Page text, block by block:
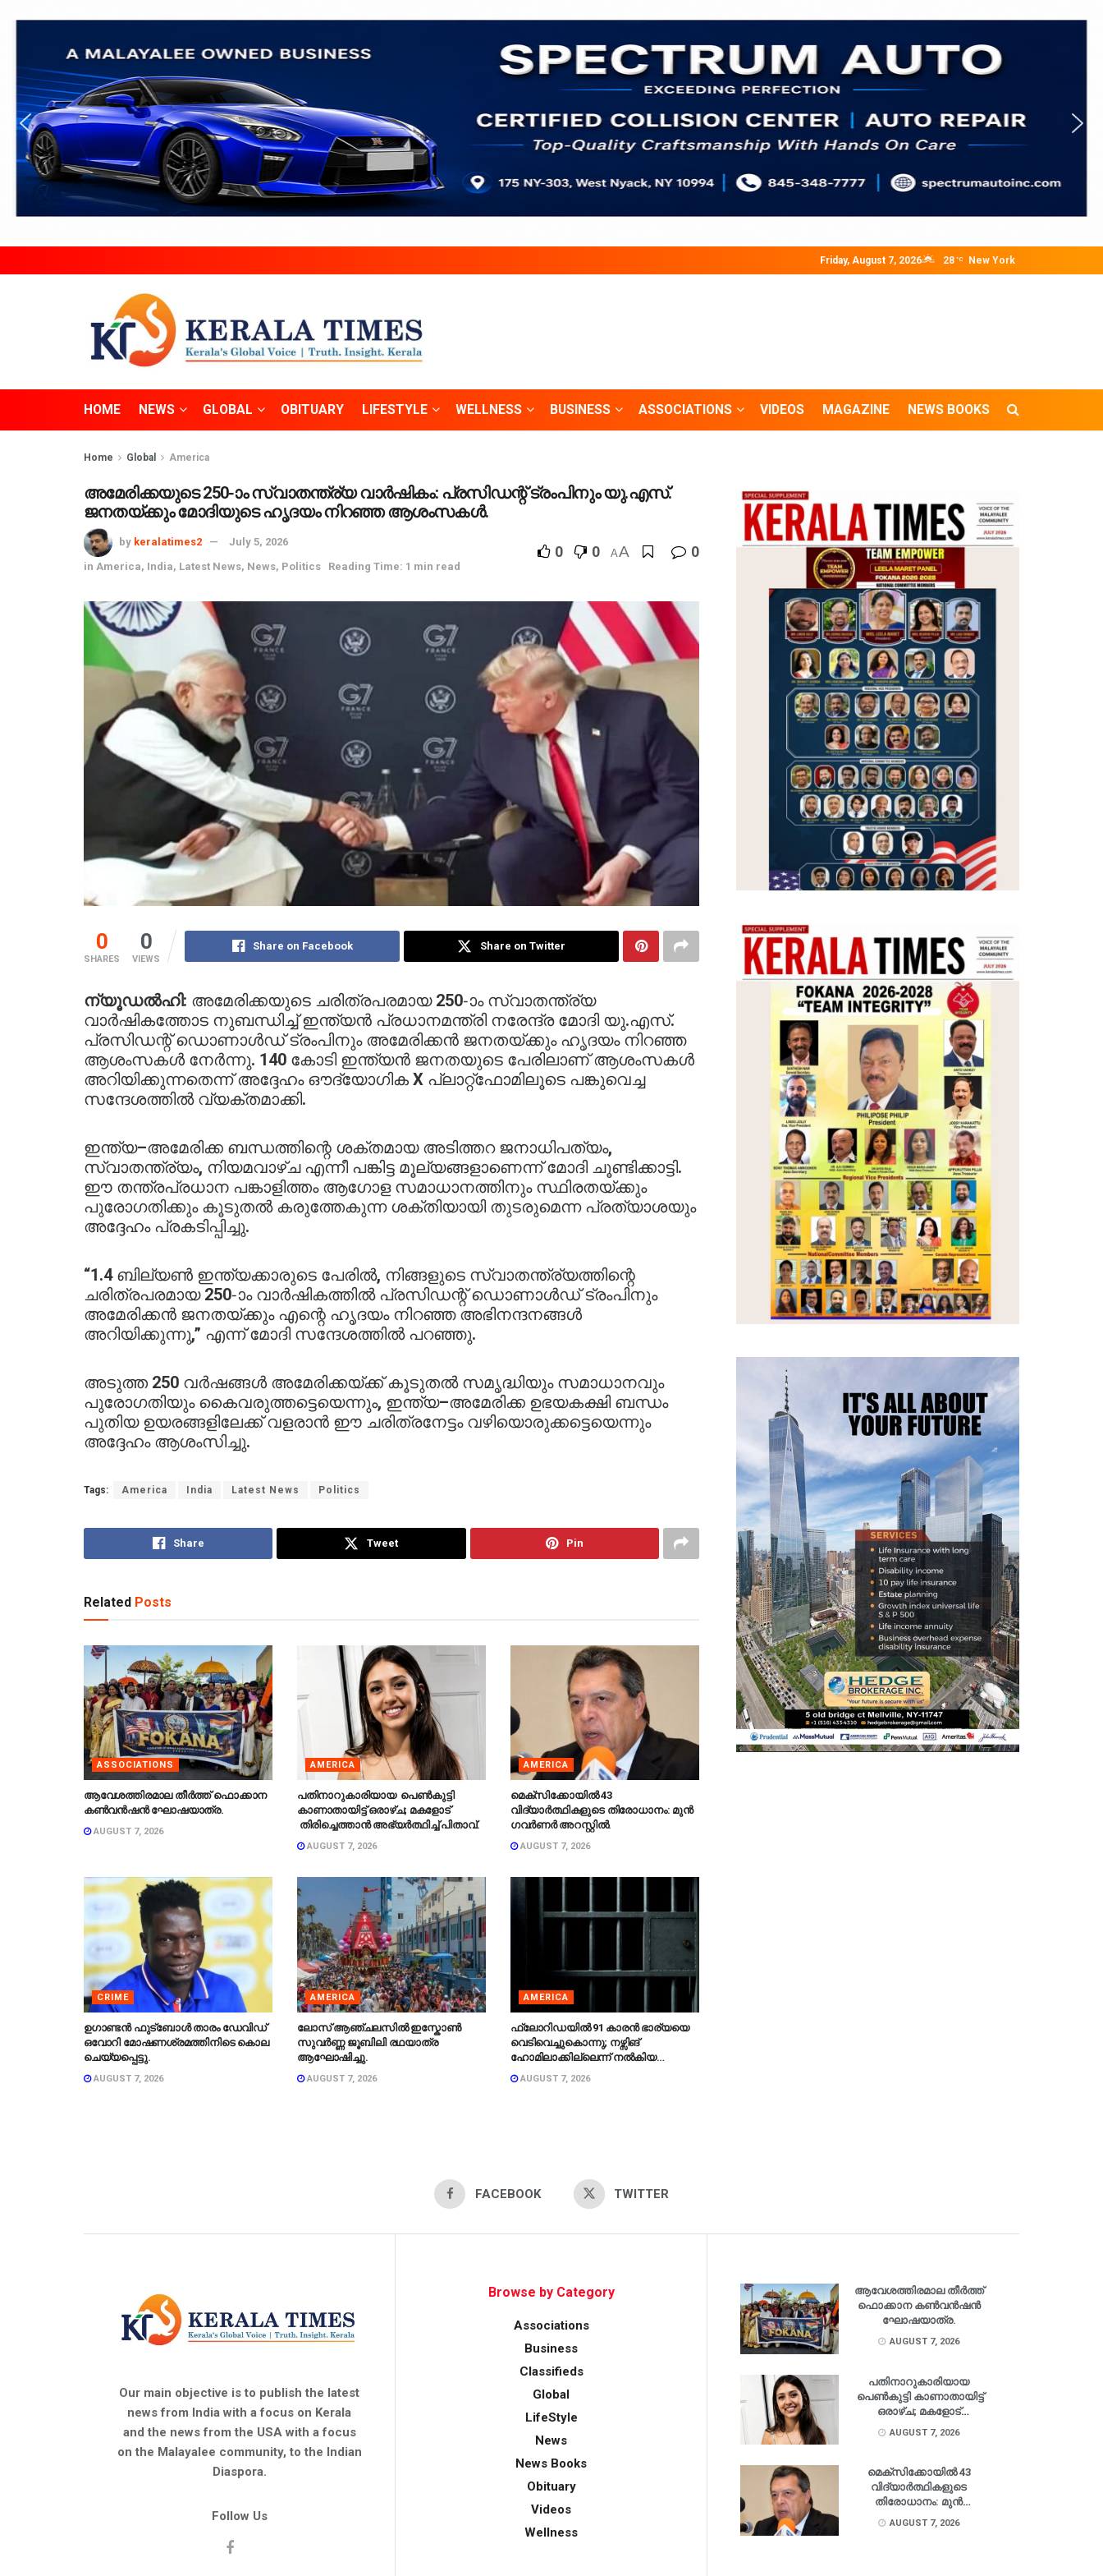
Friday, August 7, 2026 28 °C New York
HOME NEWS GLOBAL OBITUARY LIFESTYLE WELLNESS BUSINESS ASSOCIATIONS VIDEOS MAGAZINE NEWS BOOKS
Home Global America
അമേരിക്കയുടെ 250-ാം സ്വാതന്ത്ര്യ വാർഷികം: പ്രസിഡന്റ് ട്രംപിനും യു.എസ്.
ജനതയ്ക്കും മോദിയുടെ ഹൃദയം നിറഞ്ഞ ആശംസകൾ.
by keralatimes2 July 5, 2026
in America, India, Latest News, News, Politics Reading Time: 1 min read
0 0 AA 0
0
SHARES
0
VIEWS
Share on Facebook Share on Twitter
ന്യൂഡൽഹി: അമേരിക്കയുടെ ചരിത്രപരമായ 250-ാം സ്വാതന്ത്ര്യ
വാർഷികത്തോട നുബന്ധിച്ച് ഇന്ത്യൻ പ്രധാനമന്ത്രി നരേന്ദ്ര മോദി യു.എസ്.
പ്രസിഡന്റ് ഡൊണാൾഡ് ട്രംപിനും അമേരിക്കൻ ജനതയ്ക്കും ഹൃദയം നിറഞ്ഞ
ആശംസകൾ നേർന്നു. 140 കോടി ഇന്ത്യൻ ജനതയുടെ പേരിലാണ് ആശംസകൾ
അറിയിക്കുന്നതെന്ന് അദ്ദേഹം ഔദ്യോഗിക X പ്ലാറ്റ്ഫോമിലൂടെ പങ്കുവെച്ച
സന്ദേശത്തിൽ വ്യക്തമാക്കി.
ഇന്ത്യ–അമേരിക്ക ബന്ധത്തിന്റെ ശക്തമായ അടിത്തറ ജനാധിപത്യം,
സ്വാതന്ത്ര്യം, നിയമവാഴ്ച എന്നീ പങ്കിട്ട മൂല്യങ്ങളാണെന്ന് മോദി ചൂണ്ടിക്കാട്ടി.
ഈ തന്ത്രപ്രധാന പങ്കാളിത്തം ആഗോള സമാധാനത്തിനും സ്ഥിരതയ്ക്കും
പുരോഗതിക്കും കൂടുതൽ കരുത്തേകുന്ന ശക്തിയായി തുടരുമെന്ന പ്രത്യാശയും
അദ്ദേഹം പ്രകടിപ്പിച്ചു.
“1.4 ബില്യൺ ഇന്ത്യക്കാരുടെ പേരിൽ, നിങ്ങളുടെ സ്വാതന്ത്ര്യത്തിന്റെ
ചരിത്രപരമായ 250-ാം വാർഷികത്തിൽ പ്രസിഡന്റ് ഡൊണാൾഡ് ട്രംപിനും
അമേരിക്കൻ ജനതയ്ക്കും എന്റെ ഹൃദയം നിറഞ്ഞ അഭിനന്ദനങ്ങൾ
അറിയിക്കുന്നു,” എന്ന് മോദി സന്ദേശത്തിൽ പറഞ്ഞു.
അടുത്ത 250 വർഷങ്ങൾ അമേരിക്കയ്ക്ക് കൂടുതൽ സമൃദ്ധിയും സമാധാനവും
പുരോഗതിയും കൈവരുത്തട്ടെയെന്നും, ഇന്ത്യ–അമേരിക്ക ഉഭയകക്ഷി ബന്ധം
പുതിയ ഉയരങ്ങളിലേക്ക് വളരാൻ ഈ ചരിത്രനേട്ടം വഴിയൊരുക്കട്ടെയെന്നും
അദ്ദേഹം ആശംസിച്ചു.
Tags: America India Latest News Politics
Share Tweet Pin
Related Posts
ASSOCIATIONS
ആവേശത്തിരമാല തീർത്ത് ഫൊക്കാന
കൺവൻഷൻ ഘോഷയാത്ര.
AUGUST 7, 2026
AMERICA
പതിനാറുകാരിയായ പെൺകുട്ടി
കാണാതായിട്ട് ഒരാഴ്ച; മകളോട്
തിരിച്ചെത്താൻ അഭ്യർത്ഥിച്ച് പിതാവ്.
AUGUST 7, 2026
AMERICA
മെക്‌സിക്കോയിൽ 43
വിദ്യാർത്ഥികളുടെ തിരോധാനം: മുൻ
ഗവർണർ അറസ്റ്റിൽ.
AUGUST 7, 2026
CRIME
ഉഗാണ്ടൻ ഫുട്ബോൾ താരം ഡേവിഡ്
ഒവോറി മോഷണശ്രമത്തിനിടെ കൊല
ചെയ്യപ്പെട്ടു.
AUGUST 7, 2026
AMERICA
ലോസ് ആഞ്ചലസിൽ ഇസ്കോൺ
സുവർണ്ണ ജൂബിലി രഥയാത്ര
ആഘോഷിച്ചു.
AUGUST 7, 2026
AMERICA
ഫ്ലോറിഡയിൽ 91 കാരൻ ഭാര്യയെ
വെടിവെച്ചുകൊന്നു; നഴ്സിങ്
ഹോമിലാക്കില്ലെന്ന് നൽകിയ
വാഗ്ദാനം പാലിച്ചതായി മൊഴി.
AUGUST 7, 2026
FACEBOOK TWITTER
Our main objective is to publish the latest
news from India with a focus on Kerala
and the news from the USA with a focus
on the Malayalee community, to the Indian
Diaspora.
Follow Us
Browse by Category
Associations
Business
Classifieds
Global
LifeStyle
News
News Books
Obituary
Videos
Wellness
ആവേശത്തിരമാല തീർത്ത്
ഫൊക്കാന കൺവൻഷൻ
ഘോഷയാത്ര.
AUGUST 7, 2026
പതിനാറുകാരിയായ
പെൺകുട്ടി കാണാതായിട്ട്
ഒരാഴ്ച; മകളോട്
അഭ്യർത്ഥിച്ച് പിതാവ്.
AUGUST 7, 2026
മെക്‌സിക്കോയിൽ 43
വിദ്യാർത്ഥികളുടെ
തിരോധാനം: മുൻ
ഗവർണർ അറസ്റ്റിൽ.
AUGUST 7, 2026